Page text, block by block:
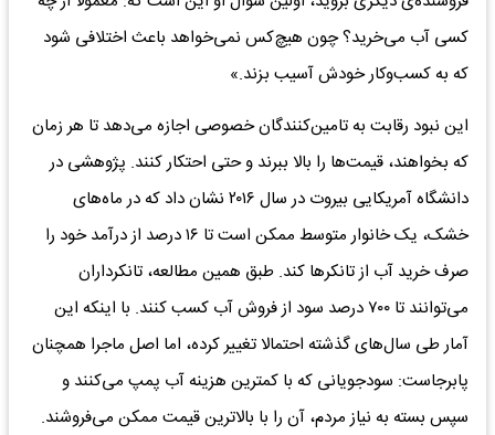
کسی آب می‌خرید؟ چون هیچ‌کس نمی‌خواهد باعث اختلافی شود
که به کسب‌و‌کار خودش آسیب بزند.»
این نبود رقابت به تامین‌کنندگان خصوصی اجازه می‌دهد تا هر زمان
که بخواهند، قیمت‌ها را بالا ببرند و حتی احتکار کنند. پژوهشی در
دانشگاه آمریکایی بیروت در سال ۲۰۱۶ نشان داد که در ماه‌های
خشک، یک خانوار متوسط ممکن است تا ۱۶ درصد از درآمد خود را
صرف خرید آب از تانکرها کند. طبق همین مطالعه، تانکرداران
می‌توانند تا ۷۰۰ درصد سود از فروش آب کسب کنند. با اینکه این
آمار طی سال‌های گذشته احتمالا تغییر کرده، اما اصل ماجرا همچنان
پابرجاست: سودجویانی که با کمترین هزینه آب پمپ می‌کنند و
سپس بسته به نیاز مردم، آن را با بالاترین قیمت ممکن می‌فروشند.